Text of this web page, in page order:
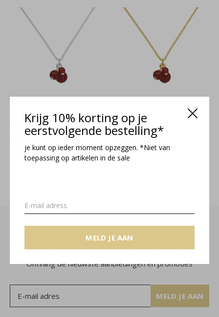
Krijg 10% korting op je
eerstvolgende bestelling*
je kunt op ieder moment opzeggen. *Niet van
toepassing op artikelen in de sale
MELD JE AAN
Ketting rood carneool 925
zilver - 2451
Incl. btw
Ketting rood carneool
verguld - 2454
Incl. btw
Meld je aan voor onze nieuwsbrief
Ontvang de nieuwste aanbiedingen en promoties
MELD JE AAN